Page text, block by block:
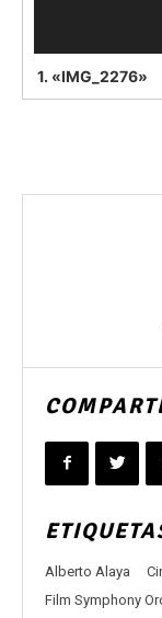
1. «IMG_2276»
Alberto Alaya
Film Symphony